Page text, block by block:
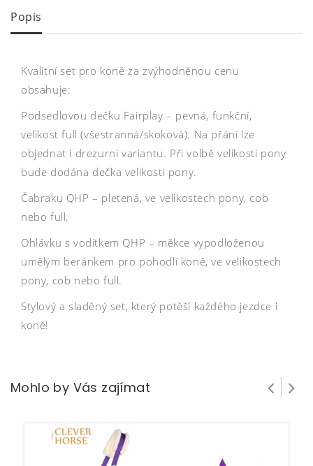
Popis
Kvalitní set pro koně za zvýhodněnou cenu
obsahuje:
Podsedlovou dečku Fairplay – pevná, funkční,
velikost full (všestranná/skoková). Na přání lze
objednat i drezurní variantu. Při volbě velikosti pony
bude dodána dečka velikosti pony.
Čabraku QHP – pletená, ve velikostech pony, cob
nebo full.
Ohlávku s vodítkem QHP – měkce vypodloženou
umělým beránkem pro pohodlí koně, ve velikostech
pony, cob nebo full.
Stylový a sladěný set, který potěší každého jezdce i
koně!
Mohlo by Vás zajímat